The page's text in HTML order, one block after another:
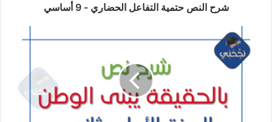
شرح النص حتمية التفاعل الحضاري - 9 أساسي
بالحقيقة